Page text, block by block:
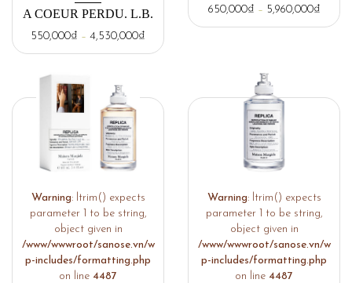
A COEUR PERDU. L.B.
550,000₫ – 4,530,000₫
650,000₫ – 5,960,000₫
Warning: ltrim() expects
parameter 1 to be string,
object given in
/www/wwwroot/sanose.vn/w
p-includes/formatting.php
on line 4487
Warning: ltrim() expects
parameter 1 to be string,
object given in
/www/wwwroot/sanose.vn/w
p-includes/formatting.php
on line 4487